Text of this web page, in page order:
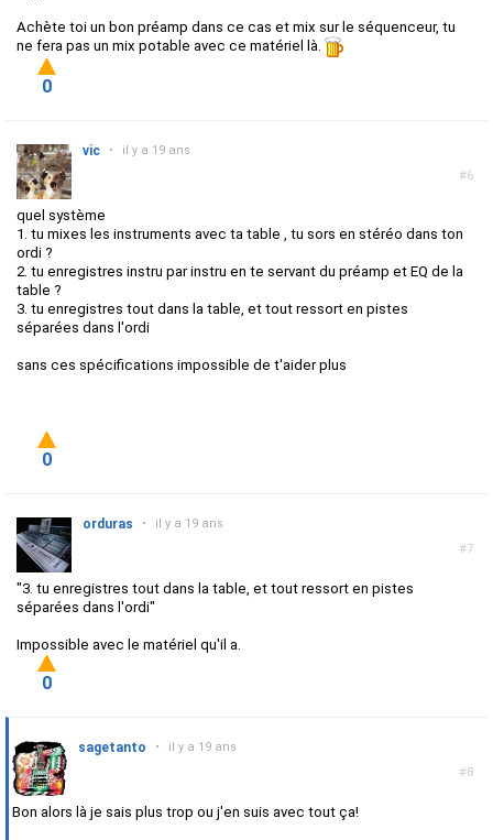
Achète toi un bon préamp dans ce cas et mix sur le séquenceur, tu
ne fera pas un mix potable avec ce matériel là.
0
#6
vic • il y a 19 ans
quel système
1. tu mixes les instruments avec ta table , tu sors en stéréo dans ton
ordi ?
2. tu enregistres instru par instru en te servant du préamp et EQ de la
table ?
3. tu enregistres tout dans la table, et tout ressort en pistes
séparées dans l'ordi
sans ces spécifications impossible de t'aider plus
0
#7
orduras • il y a 19 ans
"3. tu enregistres tout dans la table, et tout ressort en pistes
séparées dans l'ordi"
Impossible avec le matériel qu'il a.
0
#8
sagetanto • il y a 19 ans
Bon alors là je sais plus trop ou j'en suis avec tout ça!